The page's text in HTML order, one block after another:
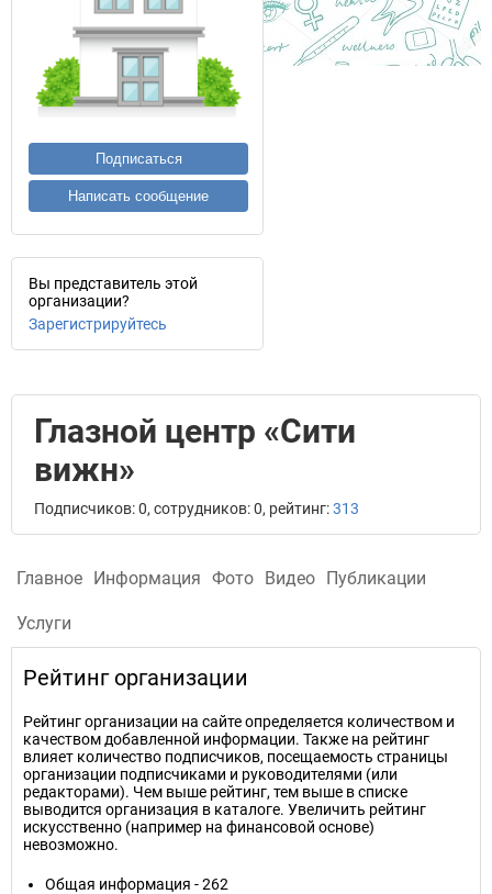
Подписаться
Написать сообщение
Вы представитель этой
организации?
Зарегистрируйтесь
Глазной центр «Сити
вижн»
Подписчиков: 0, сотрудников: 0, рейтинг:313
Главное Информация Фото Видео Публикации
Услуги
Рейтинг организации
Рейтинг организации на сайте определяется количеством и
качеством добавленной информации. Также на рейтинг
влияет количество подписчиков, посещаемость страницы
организации подписчиками и руководителями (или
редакторами). Чем выше рейтинг, тем выше в списке
выводится организация в каталоге. Увеличить рейтинг
искусственно (например на финансовой основе)
невозможно.
Общая информация - 262